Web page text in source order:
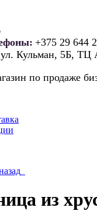
+375 29 644
Кульман, 5Б, ТЦ
по продаже
из